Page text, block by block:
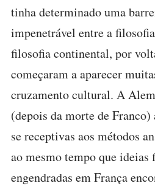
tinha determinado uma
impenetrável entre a
filosofia continental, por
começaram a aparecer
cruzamento cultural. A
(depois da morte de
se receptivas aos métodos
ao mesmo tempo que ideias
engendradas em França